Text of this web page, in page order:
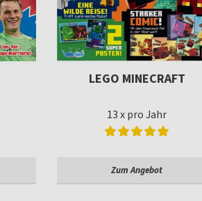
LEGO MINECRAFT
13 x pro Jahr
Zum Angebot